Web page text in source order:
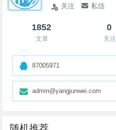
关注 私信
1852
文章
0
关注
87005971
admin@yangjunwei.com